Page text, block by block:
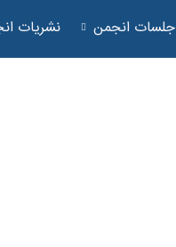
جلسات انجمن نشریات